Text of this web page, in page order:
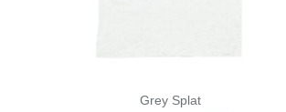
Grey Splat